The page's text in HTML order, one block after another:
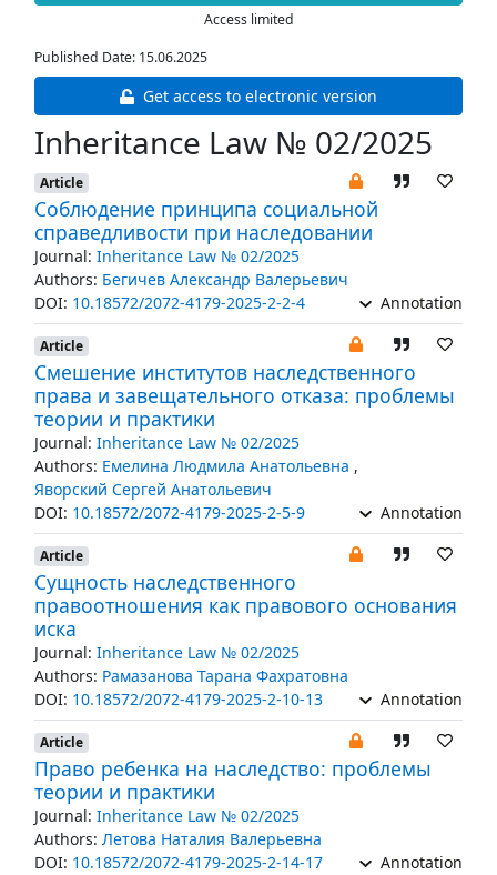
Access limited
Published Date: 15.06.2025
Get access to electronic version
Inheritance Law № 02/2025
Article
Соблюдение принципа социальной
справедливости при наследовании
Journal: Inheritance Law № 02/2025
Authors: Бегичев Александр Валерьевич
DOI: 10.18572/2072-4179-2025-2-2-4 Annotation
Article
Смешение институтов наследственного
права и завещательного отказа: проблемы
теории и практики
Journal: Inheritance Law № 02/2025
Authors: Емелина Людмила Анатольевна ,
Яворский Сергей Анатольевич
DOI: 10.18572/2072-4179-2025-2-5-9 Annotation
Article
Сущность наследственного
правоотношения как правового основания
иска
Journal: Inheritance Law № 02/2025
Authors: Рамазанова Тарана Фахратовна
DOI: 10.18572/2072-4179-2025-2-10-13 Annotation
Article
Право ребенка на наследство: проблемы
теории и практики
Journal: Inheritance Law № 02/2025
Authors: Летова Наталия Валерьевна
DOI: 10.18572/2072-4179-2025-2-14-17 Annotation